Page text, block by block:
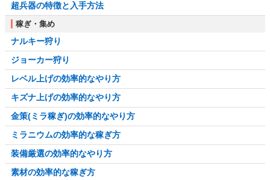
超兵器の特徴と入手方法
稼ぎ・集め
ナルキー狩り
ジョーカー狩り
レベル上げの効率的なやり方
キズナ上げの効率的なやり方
金策(ミラ稼ぎ)の効率的なやり方
ミラニウムの効率的な稼ぎ方
装備厳選の効率的なやり方
素材の効率的な稼ぎ方